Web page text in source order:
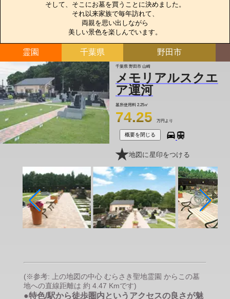
そして、そこにお墓を買うことに決めました。
それ以来家族で毎年訪れて、
両親を思い出しながら
美しい景色を楽しんでいます。
霊園 千葉県 野田市
千葉県 野田市 山崎
メモリアルスクエ
ア運河
墓所使用料 2.25㎡
74.25 万円より
概要を閉じる
地図に星印をつける
(※参考: 上の地図の中心 むらさき聖地霊園 からこの墓
地への直線距離は 約 4.47 Kmです)
●特色/駅から徒歩圏内というアクセスの良さが魅